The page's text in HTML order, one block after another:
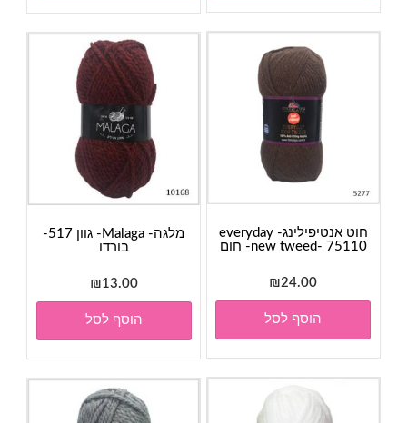
חוט אנטיפילינג- everyday
new tweed- 75110- חום
₪24.00
הוסף לסל
מלגה- Malaga- גוון 517-
בורדו
₪13.00
הוסף לסל